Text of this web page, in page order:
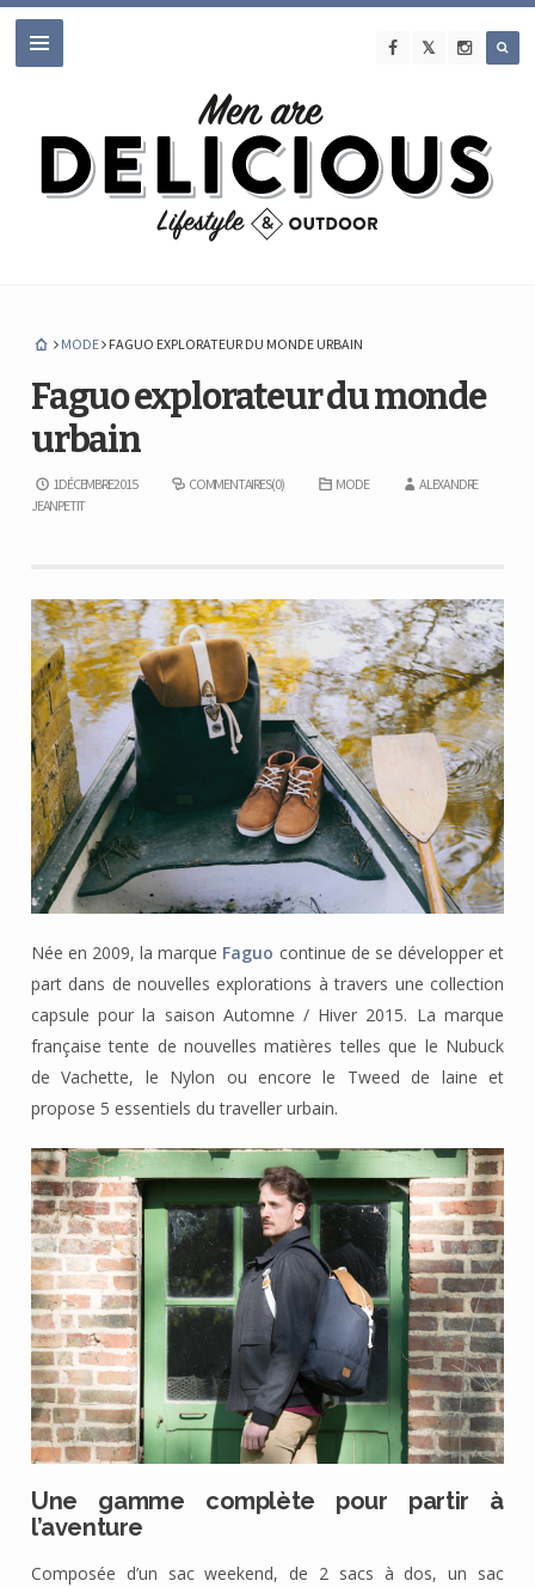
MODE FAGUO EXPLORATEUR DU MONDE URBAIN
Faguo explorateur du monde
urbain
1 DÉCEMBRE 2015 COMMENTAIRES (0) MODE
ALEXANDRE
JEANPETIT
Née en 2009, la marque Faguo continue de se développer et
part dans de nouvelles explorations à travers une collection
capsule pour la saison Automne / Hiver 2015. La marque
française tente de nouvelles matières telles que le Nubuck
de Vachette, le Nylon ou encore le Tweed de laine et
propose 5 essentiels du traveller urbain.
Une gamme complète pour partir à
l’aventure
Composée d’un sac weekend, de 2 sacs à dos, un sac